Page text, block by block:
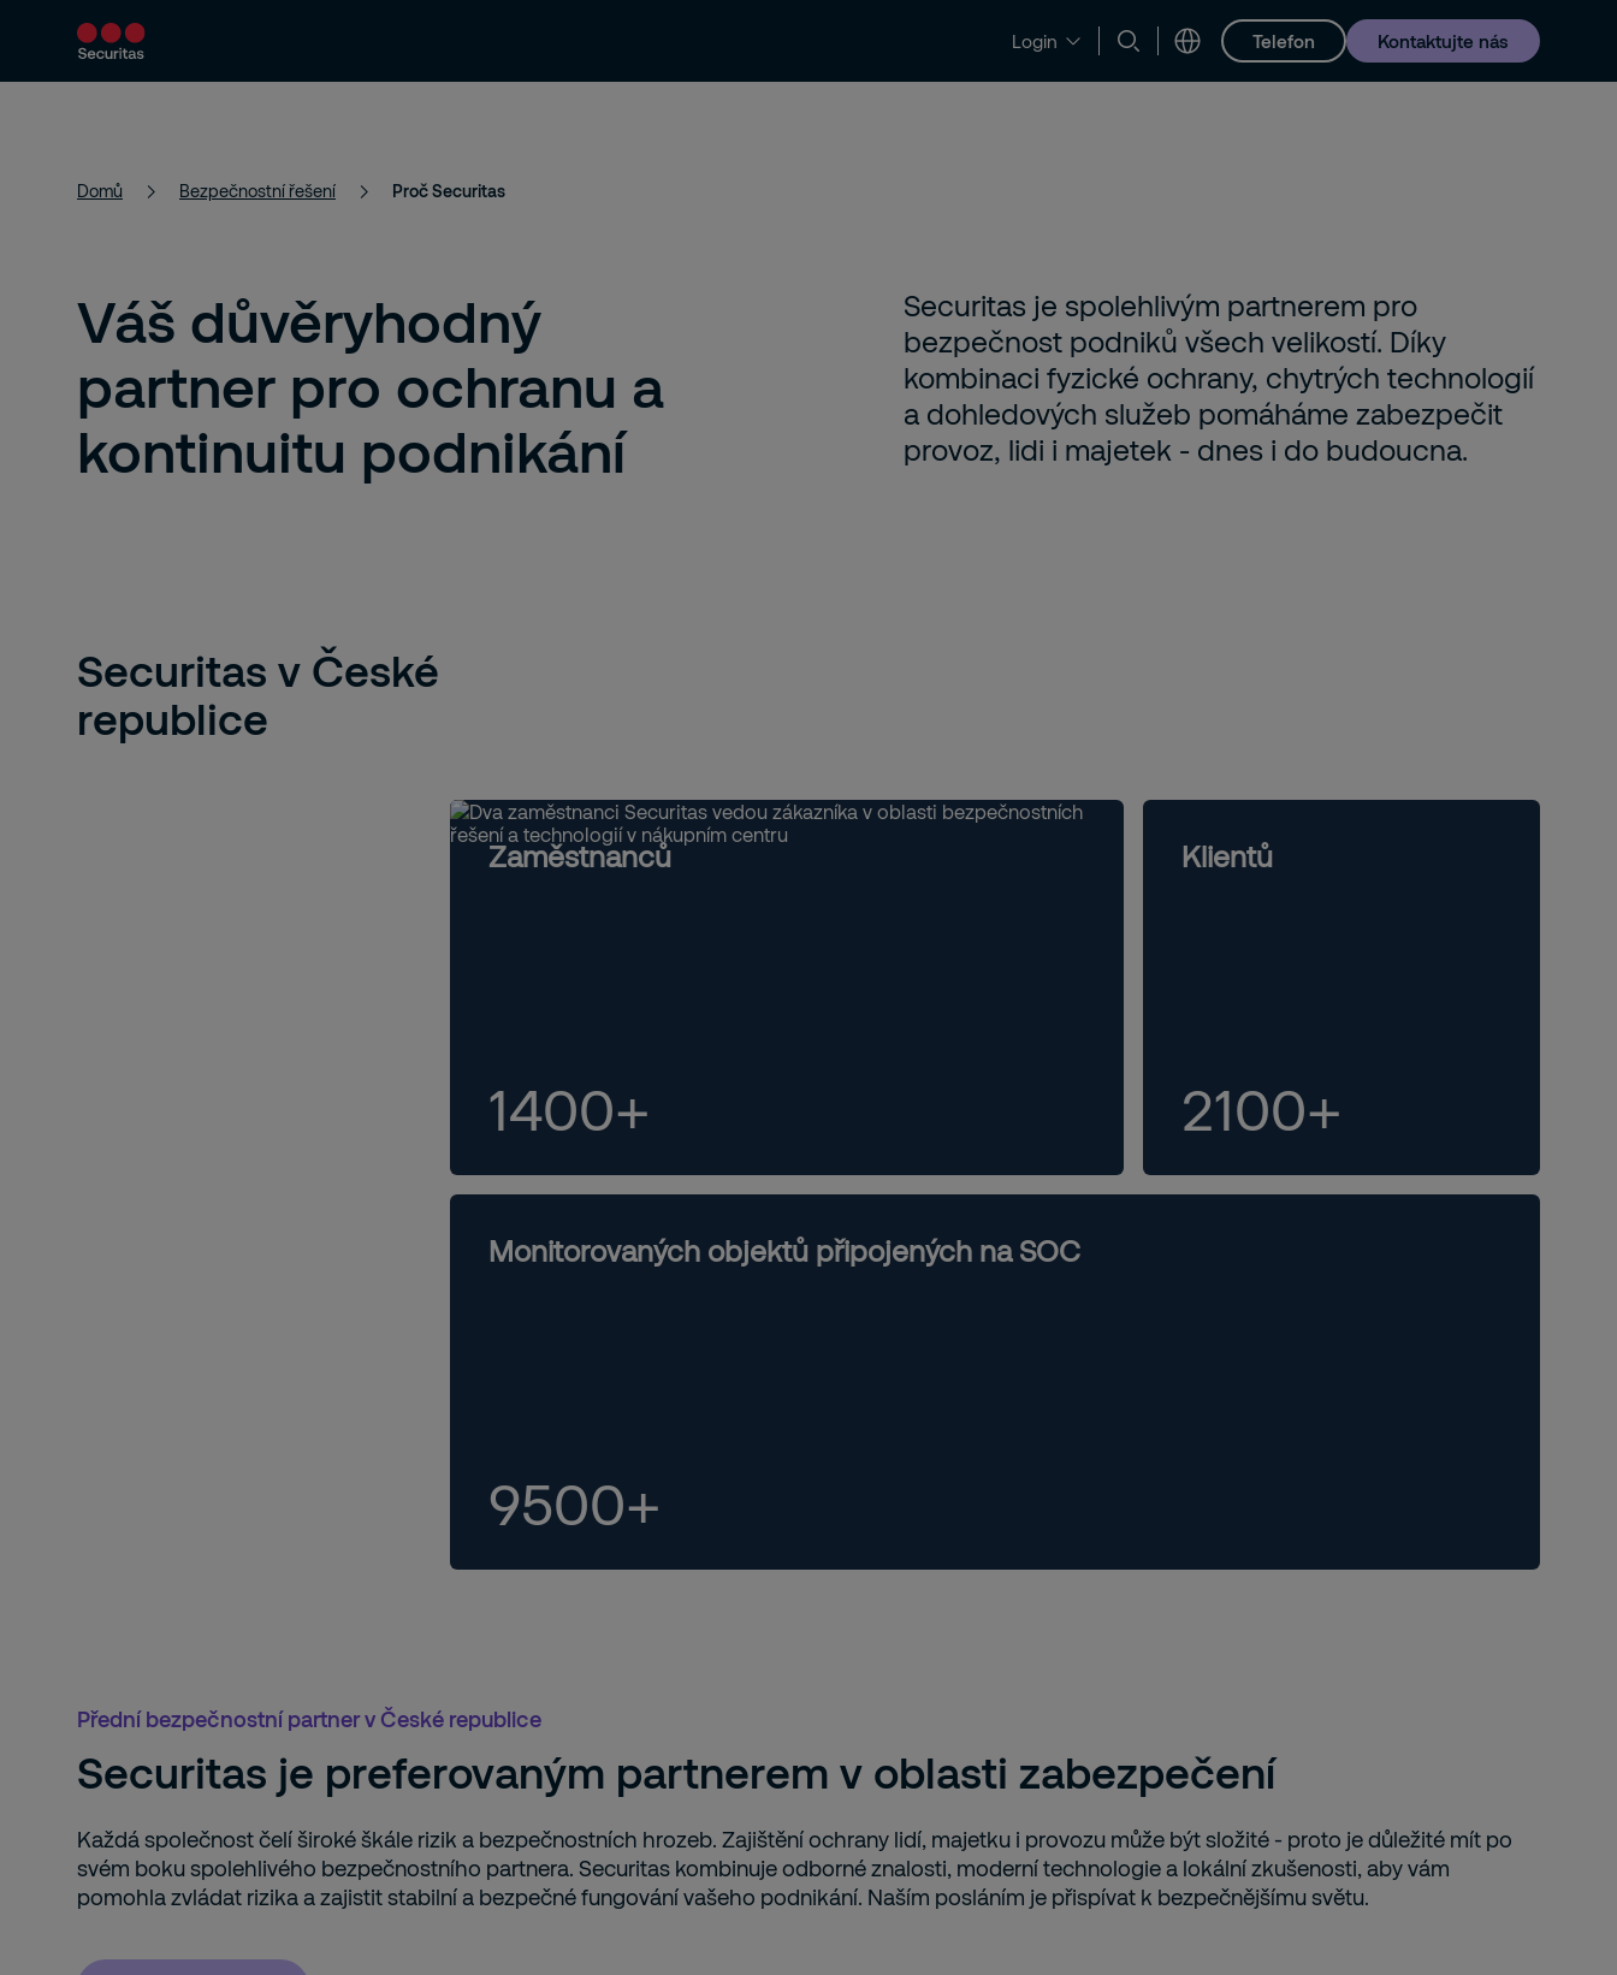
Login Telefon Kontaktujte nás
Bezpečnostní řešení Aktuality a články Kontakty a podpora Kariéra
Domů Bezpečnostní řešení Proč Securitas
Váš důvěryhodný
partner pro ochranu a
kontinuitu podnikání
Securitas je spolehlivým partnerem pro
bezpečnost podniků všech velikostí. Díky
kombinaci fyzické ochrany, chytrých technologií
a dohledových služeb pomáháme zabezpečit
provoz, lidi i majetek - dnes i do budoucna.
Securitas v České
republice
Zaměstnanců
1400+
Klientů
2100+
Monitorovaných objektů připojených na SOC
9500+
Přední bezpečnostní partner v České republice
Securitas je preferovaným partnerem v oblasti zabezpečení
Každá společnost čelí široké škále rizik a bezpečnostních hrozeb. Zajištění ochrany lidí, majetku i provozu může být složité - proto je důležité mít po
svém boku spolehlivého bezpečnostního partnera. Securitas kombinuje odborné znalosti, moderní technologie a lokální zkušenosti, aby vám
pomohla zvládat rizika a zajistit stabilní a bezpečné fungování vašeho podnikání. Naším posláním je přispívat k bezpečnějšímu světu.